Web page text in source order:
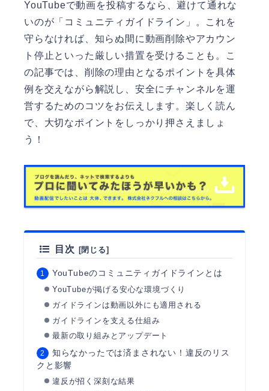
YouTubeで動画を投稿するなら、避けて通れな
いのが「コミュニティガイドライン」。これを
守らなければ、知らぬ間に動画削除やアカウン
ト停止といった厳しい措置を受けることも。こ
の記事では、削除の理由となるポイントを具体
例を交えながら解説し、安全にチャンネルを運
営するためのコツをお伝えします。楽しく読ん
で、大切なポイントをしっかり押さえましょ
う！
目次
YouTubeのコミュニティガイドラインとは
YouTubeが掲げる安心な環境づくり
ガイドラインは動画以外にも適用される
ガイドラインを支える仕組み
最新の取り組みとアップデート
知らなかったでは済まされない！違反のリス
クと影響
違反が招く深刻な結果